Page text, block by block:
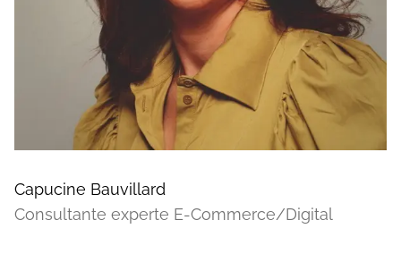
Capucine Bauvillard
Consultante experte E-Commerce/Digital